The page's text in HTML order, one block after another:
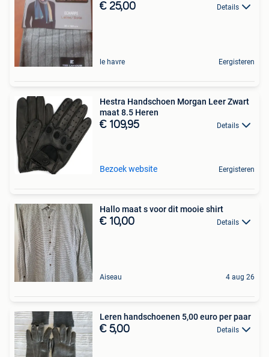
€ 25,00 Details
le havre Eergisteren
Hestra Handschoen Morgan Leer Zwart
maat 8.5 Heren
€ 109,95 Details
Bezoek website Eergisteren
Hallo maat s voor dit mooie shirt
€ 10,00 Details
Aiseau 4 aug 26
Leren handschoenen 5,00 euro per paar
€ 5,00 Details